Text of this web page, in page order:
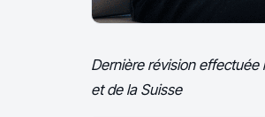
Dernière révision effectuée
et de la Suisse